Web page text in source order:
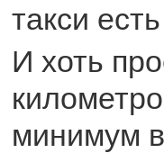
такси
И хоть
минимум